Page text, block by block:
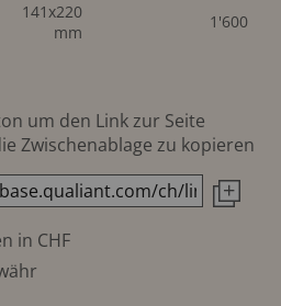
141x220
mm
1'600
um den Link zur Seite
Zwischenablage zu kopieren
in CHF